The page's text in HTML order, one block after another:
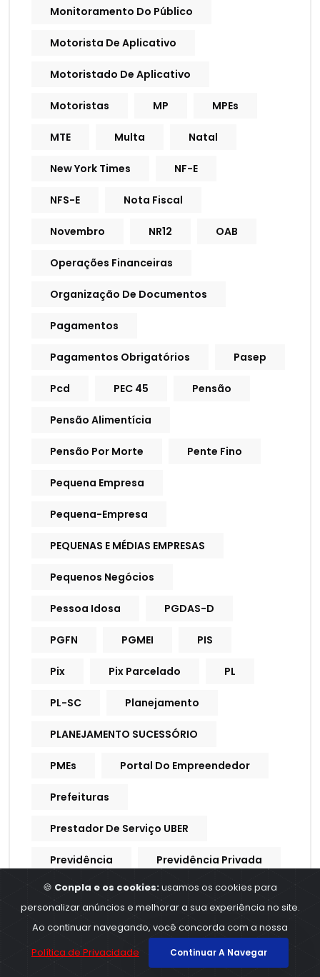
Monitoramento Do Público
Motorista De Aplicativo
Motoristado De Aplicativo
Motoristas MP MPEs
MTE Multa Natal
New York Times NF-E
NFS-E Nota Fiscal
Novembro NR12 OAB
Operações Financeiras
Organização De Documentos
Pagamentos
Pagamentos Obrigatórios Pasep
Pcd PEC 45 Pensão
Pensão Alimentícia
Pensão Por Morte Pente Fino
Pequena Empresa
Pequena-Empresa
PEQUENAS E MÉDIAS EMPRESAS
Pequenos Negócios
Pessoa Idosa PGDAS-D
PGFN PGMEI PIS
Pix Pix Parcelado PL
PL-SC Planejamento
PLANEJAMENTO SUCESSÓRIO
PMEs Portal Do Empreendedor
Prefeituras
Prestador De Serviço UBER
Previdência Previdência Privada
Previdência Social Previdencia
Previdencia Social
Processo Trabalhista
🍪 Conpla e os cookies:usamos os cookies para
personalizar anúncios e melhorar a sua experiência no site.
Ao continuar navegando, você concorda com a nossa
Política de Privacidade
Continuar A Navegar